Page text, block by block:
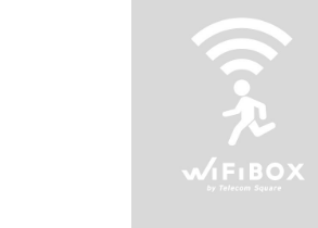
Help Center(FAQ)(English)